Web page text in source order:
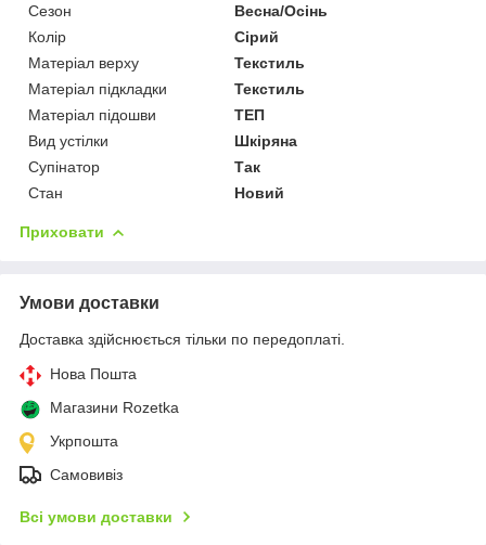
Сезон
Весна/Осінь
Колір
Сірий
Матеріал верху
Текстиль
Матеріал підкладки
Текстиль
Матеріал підошви
ТЕП
Вид устілки
Шкіряна
Супінатор
Так
Стан
Новий
Приховати
Умови доставки
Доставка здійснюється тільки по передоплаті.
Нова Пошта
Магазини Rozetka
Укрпошта
Самовивіз
Всі умови доставки